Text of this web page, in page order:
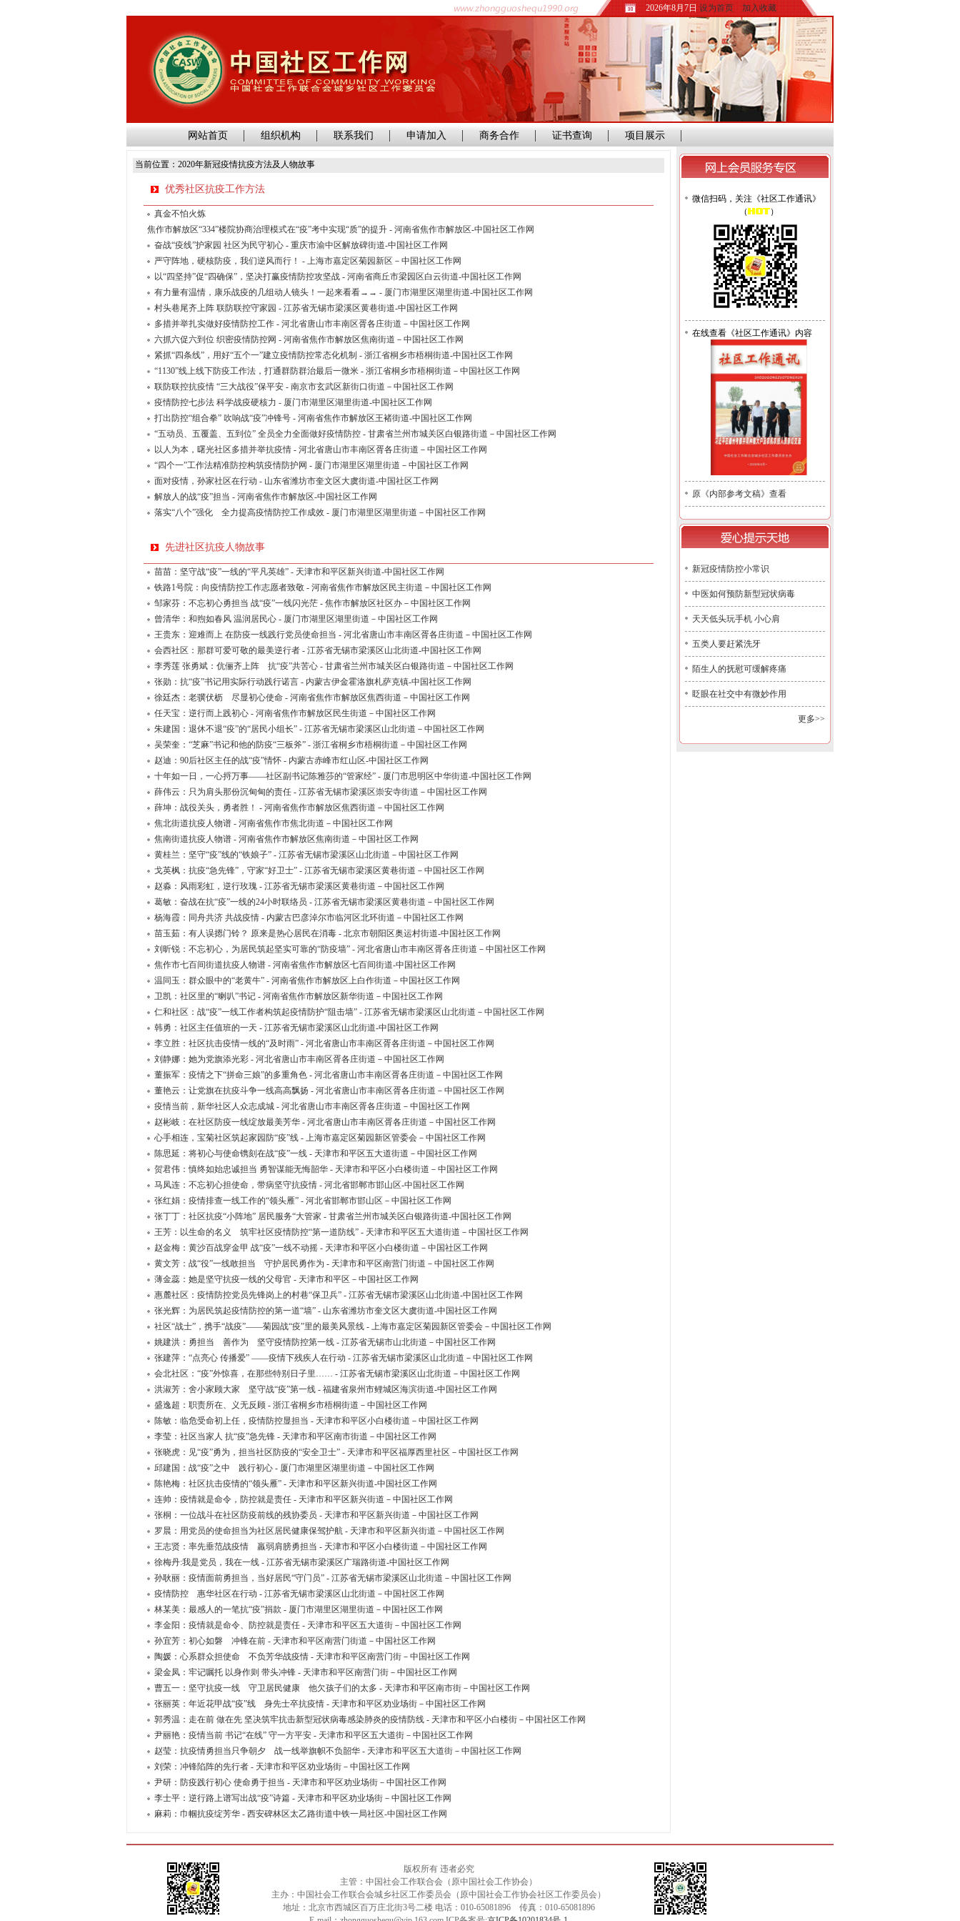
2026年8月7日设为首页 加入收藏
网站首页 组织机构 联系我们 申请加入 商务合作 证书查询 项目展示
微信扫码，关注《社区工作通讯》
（
）
在线查看《社区工作通讯》内容
原《内部参考文稿》查看
新冠疫情防控小常识
中医如何预防新型冠状病毒
天天低头玩手机 小心肩
五类人要赶紧洗牙
陌生人的抚慰可缓解疼痛
眨眼在社交中有微妙作用
更多>>
当前位置：2020年新冠疫情抗疫方法及人物故事
优秀社区抗疫工作方法
真金不怕火炼
焦作市解放区“334”楼院协商治理模式在“疫”考中实现“质”的提升 - 河南省焦作市解放区-中国社区工作网
奋战“疫线”护家园 社区为民守初心 - 重庆市渝中区解放碑街道-中国社区工作网
严守阵地，硬核防疫，我们逆风而行！ - 上海市嘉定区菊园新区－中国社区工作网
以“四坚持”促“四确保”，坚决打赢疫情防控攻坚战 - 河南省商丘市梁园区白云街道-中国社区工作网
有力量有温情，康乐战疫的几组动人镜头！一起来看看→→ - 厦门市湖里区湖里街道-中国社区工作网
村头巷尾齐上阵 联防联控守家园 - 江苏省无锡市梁溪区黄巷街道-中国社区工作网
多措并举扎实做好疫情防控工作 - 河北省唐山市丰南区胥各庄街道－中国社区工作网
六抓六促六到位 织密疫情防控网 - 河南省焦作市解放区焦南街道－中国社区工作网
紧抓“四条线”，用好“五个一”建立疫情防控常态化机制 - 浙江省桐乡市梧桐街道-中国社区工作网
“1130”线上线下防疫工作法，打通群防群治最后一微米 - 浙江省桐乡市梧桐街道－中国社区工作网
联防联控抗疫情 “三大战役”保平安 - 南京市玄武区新街口街道－中国社区工作网
疫情防控七步法 科学战疫硬核力 - 厦门市湖里区湖里街道-中国社区工作网
打出防控“组合拳” 吹响战“疫”冲锋号 - 河南省焦作市解放区王褚街道-中国社区工作网
“五动员、五覆盖、五到位” 全员全力全面做好疫情防控 - 甘肃省兰州市城关区白银路街道－中国社区工作网
以人为本，曙光社区多措并举抗疫情 - 河北省唐山市丰南区胥各庄街道－中国社区工作网
“四个一”工作法精准防控构筑疫情防护网 - 厦门市湖里区湖里街道－中国社区工作网
面对疫情，孙家社区在行动 - 山东省潍坊市奎文区大虞街道-中国社区工作网
解放人的战“疫”担当 - 河南省焦作市解放区-中国社区工作网
落实“八个”强化 全力提高疫情防控工作成效 - 厦门市湖里区湖里街道－中国社区工作网
先进社区抗疫人物故事
苗苗：坚守战“疫”一线的“平凡英雄” - 天津市和平区新兴街道-中国社区工作网
铁路1号院：向疫情防控工作志愿者致敬 - 河南省焦作市解放区民主街道－中国社区工作网
邹家芬：不忘初心勇担当 战“疫”一线闪光茫 - 焦作市解放区社区办－中国社区工作网
曾清华：和煦如春风 温润居民心 - 厦门市湖里区湖里街道－中国社区工作网
王贵东：迎难而上 在防疫一线践行党员使命担当 - 河北省唐山市丰南区胥各庄街道－中国社区工作网
会西社区：那群可爱可敬的最美逆行者 - 江苏省无锡市梁溪区山北街道-中国社区工作网
李秀莲 张勇斌：伉俪齐上阵 抗“疫”共苦心 - 甘肃省兰州市城关区白银路街道－中国社区工作网
张勋：抗“疫”书记用实际行动践行诺言 - 内蒙古伊金霍洛旗札萨克镇-中国社区工作网
徐廷杰：老骥伏枥 尽显初心使命 - 河南省焦作市解放区焦西街道－中国社区工作网
任天宝：逆行而上践初心 - 河南省焦作市解放区民生街道－中国社区工作网
朱建国：退休不退“疫”的“居民小组长” - 江苏省无锡市梁溪区山北街道－中国社区工作网
吴荣奎：“芝麻”书记和他的防疫“三板斧” - 浙江省桐乡市梧桐街道－中国社区工作网
赵迪：90后社区主任的战“疫”情怀 - 内蒙古赤峰市红山区-中国社区工作网
十年如一日，一心捋万事——社区副书记陈雅莎的“管家经” - 厦门市思明区中华街道-中国社区工作网
薛伟云：只为肩头那份沉甸甸的责任 - 江苏省无锡市梁溪区崇安寺街道－中国社区工作网
薛坤：战役关头，勇者胜！ - 河南省焦作市解放区焦西街道－中国社区工作网
焦北街道抗疫人物谱 - 河南省焦作市焦北街道－中国社区工作网
焦南街道抗疫人物谱 - 河南省焦作市解放区焦南街道－中国社区工作网
黄桂兰：坚守“疫”线的“铁娘子” - 江苏省无锡市梁溪区山北街道－中国社区工作网
戈英枫：抗疫“急先锋”，守家“好卫士” - 江苏省无锡市梁溪区黄巷街道－中国社区工作网
赵淼：风雨彩虹，逆行玫瑰 - 江苏省无锡市梁溪区黄巷街道－中国社区工作网
葛敏：奋战在抗“疫”一线的24小时联络员 - 江苏省无锡市梁溪区黄巷街道－中国社区工作网
杨海霞：同舟共济 共战疫情 - 内蒙古巴彦淖尔市临河区北环街道－中国社区工作网
苗玉茹：有人误摁门铃？ 原来是热心居民在消毒 - 北京市朝阳区奥运村街道-中国社区工作网
刘昕锐：不忘初心，为居民筑起坚实可靠的“防疫墙” - 河北省唐山市丰南区胥各庄街道－中国社区工作网
焦作市七百间街道抗疫人物谱 - 河南省焦作市解放区七百间街道-中国社区工作网
温同玉：群众眼中的“老黄牛” - 河南省焦作市解放区上白作街道－中国社区工作网
卫凯：社区里的“喇叭”书记 - 河南省焦作市解放区新华街道－中国社区工作网
仁和社区：战“疫”一线工作者构筑起疫情防护“阻击墙” - 江苏省无锡市梁溪区山北街道－中国社区工作网
韩勇：社区主任值班的一天 - 江苏省无锡市梁溪区山北街道-中国社区工作网
李立胜：社区抗击疫情一线的“及时雨” - 河北省唐山市丰南区胥各庄街道－中国社区工作网
刘静娜：她为党旗添光彩 - 河北省唐山市丰南区胥各庄街道－中国社区工作网
董振军：疫情之下“拼命三娘”的多重角色 - 河北省唐山市丰南区胥各庄街道－中国社区工作网
董艳云：让党旗在抗疫斗争一线高高飘扬 - 河北省唐山市丰南区胥各庄街道－中国社区工作网
疫情当前，新华社区人众志成城 - 河北省唐山市丰南区胥各庄街道－中国社区工作网
赵彬岐：在社区防疫一线绽放最美芳华 - 河北省唐山市丰南区胥各庄街道－中国社区工作网
心手相连，宝菊社区筑起家园防“疫”线 - 上海市嘉定区菊园新区管委会－中国社区工作网
陈思延：将初心与使命镌刻在战“疫”一线 - 天津市和平区五大道街道－中国社区工作网
贺君伟：慎终如始忠诚担当 勇智谋能无悔韶华 - 天津市和平区小白楼街道－中国社区工作网
马凤连：不忘初心担使命，带病坚守抗疫情 - 河北省邯郸市邯山区-中国社区工作网
张红娟：疫情排查一线工作的“领头雁” - 河北省邯郸市邯山区－中国社区工作网
张丁丁：社区抗疫“小阵地” 居民服务“大管家 - 甘肃省兰州市城关区白银路街道-中国社区工作网
王芳：以生命的名义 筑牢社区疫情防控“第一道防线” - 天津市和平区五大道街道－中国社区工作网
赵金梅：黄沙百战穿金甲 战“疫”一线不动摇 - 天津市和平区小白楼街道－中国社区工作网
黄文芳：战“役”一线敢担当 守护居民勇作为 - 天津市和平区南营门街道－中国社区工作网
薄金蕊：她是坚守抗疫一线的父母官 - 天津市和平区－中国社区工作网
惠麓社区：疫情防控党员先锋岗上的村巷“保卫兵” - 江苏省无锡市梁溪区山北街道-中国社区工作网
张光辉：为居民筑起疫情防控的第一道“墙” - 山东省潍坊市奎文区大虞街道-中国社区工作网
社区“战士”，携手“战疫”——菊园战“疫”里的最美风景线 - 上海市嘉定区菊园新区管委会－中国社区工作网
姚建洪：勇担当 善作为 坚守疫情防控第一线 - 江苏省无锡市山北街道－中国社区工作网
张建萍：“点亮心 传播爱” ——疫情下残疾人在行动 - 江苏省无锡市梁溪区山北街道－中国社区工作网
会北社区：“疫”外惊喜，在那些特别日子里…… - 江苏省无锡市梁溪区山北街道－中国社区工作网
洪淑芳：舍小家顾大家 坚守战“疫”第一线 - 福建省泉州市鲤城区海滨街道-中国社区工作网
盛逸超：职责所在、义无反顾 - 浙江省桐乡市梧桐街道－中国社区工作网
陈敏：临危受命初上任，疫情防控显担当 - 天津市和平区小白楼街道－中国社区工作网
李莹：社区当家人 抗“疫”急先锋 - 天津市和平区南市街道－中国社区工作网
张晓虎：见“疫”勇为，担当社区防疫的“安全卫士” - 天津市和平区福厚西里社区－中国社区工作网
邱建国：战“疫”之中 践行初心 - 厦门市湖里区湖里街道－中国社区工作网
陈艳梅：社区抗击疫情的“领头雁” - 天津市和平区新兴街道-中国社区工作网
连帅：疫情就是命令，防控就是责任 - 天津市和平区新兴街道－中国社区工作网
张桐：一位战斗在社区防疫前线的残协委员 - 天津市和平区新兴街道－中国社区工作网
罗晨：用党员的使命担当为社区居民健康保驾护航 - 天津市和平区新兴街道－中国社区工作网
王志贤：率先垂范战疫情 羸弱肩膀勇担当 - 天津市和平区小白楼街道－中国社区工作网
徐梅丹:我是党员，我在一线 - 江苏省无锡市梁溪区广瑞路街道-中国社区工作网
孙耿丽：疫情面前勇担当，当好居民“守门员” - 江苏省无锡市梁溪区山北街道－中国社区工作网
疫情防控 惠华社区在行动 - 江苏省无锡市梁溪区山北街道－中国社区工作网
林某美：最感人的一笔抗“疫”捐款 - 厦门市湖里区湖里街道－中国社区工作网
李金阳：疫情就是命令、防控就是责任 - 天津市和平区五大道街－中国社区工作网
孙宜芳：初心如磐 冲锋在前 - 天津市和平区南营门街道－中国社区工作网
陶媛：心系群众担使命 不负芳华战疫情 - 天津市和平区南营门街－中国社区工作网
梁金凤：牢记嘱托 以身作则 带头冲锋 - 天津市和平区南营门街－中国社区工作网
曹五一：坚守抗疫一线 守卫居民健康 他欠孩子们的太多 - 天津市和平区南市街－中国社区工作网
张丽英：年近花甲战“疫”线 身先士卒抗疫情 - 天津市和平区劝业场街－中国社区工作网
郭秀温：走在前 做在先 坚决筑牢抗击新型冠状病毒感染肺炎的疫情防线 - 天津市和平区小白楼街－中国社区工作网
尹丽艳：疫情当前 书记“在线” 守一方平安 - 天津市和平区五大道街－中国社区工作网
赵莹：抗疫情勇担当只争朝夕 战一线举旗帜不负韶华 - 天津市和平区五大道街－中国社区工作网
刘荣：冲锋陷阵的先行者 - 天津市和平区劝业场街－中国社区工作网
尹研：防疫践行初心 使命勇于担当 - 天津市和平区劝业场街－中国社区工作网
李士平：逆行路上谱写出战“疫”诗篇 - 天津市和平区劝业场街－中国社区工作网
麻莉：巾帼抗疫绽芳华 - 西安碑林区太乙路街道中铁一局社区-中国社区工作网
版权所有 违者必究
主管：中国社会工作联合会（原中国社会工作协会）
主办：中国社会工作联合会城乡社区工作委员会（原中国社会工作协会社区工作委员会）
地址：北京市西城区百万庄北街3号二楼 电话：010-65081896 传真：010-65081896